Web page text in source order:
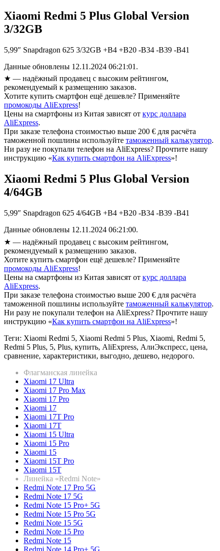
Xiaomi Redmi 5 Plus Global Version
3/32GB
5,99″ Snapdragon 625 3/32GB +B4 +B20 -B34 -B39 -B41
Данные обновлены 12.11.2024 06:21:01.
★ — надёжный продавец с высоким рейтингом,
рекомендуемый к размещению заказов.
Хотите купить смартфон ещё дешевле? Применяйте
промокоды AliExpress!
Цены на смартфоны из Китая зависят от курс доллара
AliExpress.
При заказе телефона стоимостью выше 200 € для расчёта
таможенной пошлины используйте таможенный калькулятор.
Ни разу не покупали телефон на AliExpress? Прочтите нашу
инструкцию «Как купить смартфон на AliExpress»!
Xiaomi Redmi 5 Plus Global Version
4/64GB
5,99″ Snapdragon 625 4/64GB +B4 +B20 -B34 -B39 -B41
Данные обновлены 12.11.2024 06:21:00.
★ — надёжный продавец с высоким рейтингом,
рекомендуемый к размещению заказов.
Хотите купить смартфон ещё дешевле? Применяйте
промокоды AliExpress!
Цены на смартфоны из Китая зависят от курс доллара
AliExpress.
При заказе телефона стоимостью выше 200 € для расчёта
таможенной пошлины используйте таможенный калькулятор.
Ни разу не покупали телефон на AliExpress? Прочтите нашу
инструкцию «Как купить смартфон на AliExpress»!
Теги: Xiaomi Redmi 5, Xiaomi Redmi 5 Plus, Xiaomi, Redmi 5,
Redmi 5 Plus, 5, Plus, купить, AliExpress, АлиЭкспресс, цена,
сравнение, характеристики, выгодно, дешево, недорого.
Флагманская линейка
Xiaomi 17 Ultra
Xiaomi 17 Pro Max
Xiaomi 17 Pro
Xiaomi 17
Xiaomi 17T Pro
Xiaomi 17T
Xiaomi 15 Ultra
Xiaomi 15 Pro
Xiaomi 15
Xiaomi 15T Pro
Xiaomi 15T
Линейка «Redmi Note»
Redmi Note 17 Pro 5G
Redmi Note 17 5G
Redmi Note 15 Pro+ 5G
Redmi Note 15 Pro 5G
Redmi Note 15 5G
Redmi Note 15 Pro
Redmi Note 15
Redmi Note 14 Pro+ 5G